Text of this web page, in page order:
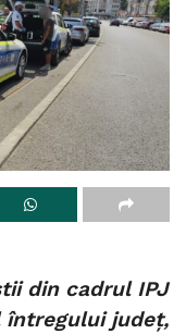
din cadrul IPJ
întregului județ,